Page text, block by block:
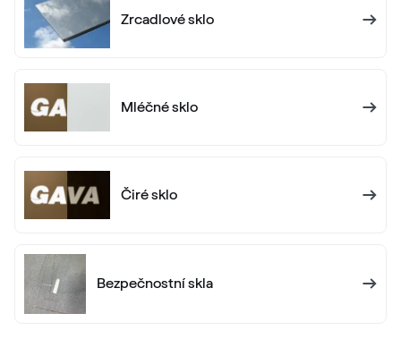
Renolit 2065 021
Renolit 1379 05-167
White C 156
Zrcadlové sklo
Mléčné sklo
Čiré sklo
Bezpečnostní skla